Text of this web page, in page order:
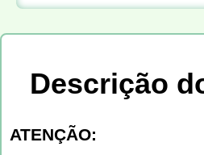
Descrição
ATENÇÃO: